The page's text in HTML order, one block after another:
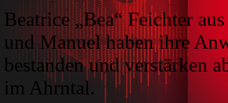
Beatrice „Bea“ Feichter
und Manuel haben ihre
bestanden und verstärken
im Ahrntal.